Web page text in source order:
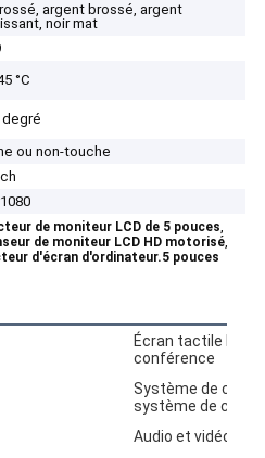
argent brossé, argent
noir mat
°C
degré
ou non-touche
de moniteur LCD de 5 pouces,
de moniteur LCD HD motorisé,
d'écran d'ordinateur.5 pouces
Écran tactile HD
conférence
Système de
système de
Audio et vidéo